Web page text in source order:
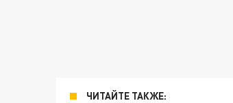
ЧИТАЙТЕ ТАКЖЕ: